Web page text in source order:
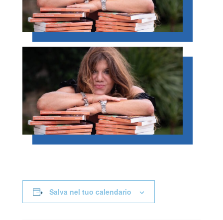
Salva nel tuo calendario